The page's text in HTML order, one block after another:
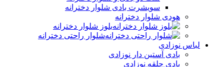
سویشرت بادی شلوار دخترانه
هودی شلوار دخترانه
بلوز شلوار دخترانه
شلوار راحتی دخترانه
لباس نوزادی
بادی آستین دار نوزادی
بادی حلقه نوزادی